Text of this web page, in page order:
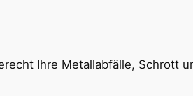
Ihre Metallabfälle, Schrott